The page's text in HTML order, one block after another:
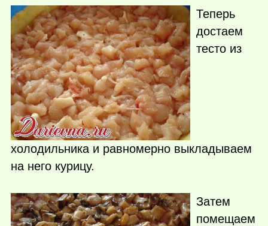
Теперь
достаем
тесто из
холодильника и равномерно выкладываем
на него курицу.
Затем
помещаем